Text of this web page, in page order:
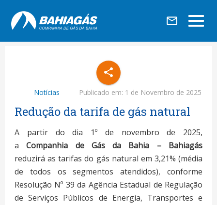
mail_outline
share
Notícias Publicado em: 1 de Novembro de 2025
Redução da tarifa de gás natural
A partir do dia 1º de novembro de 2025,
aCompanhia de Gás da Bahia – Bahiagás
reduzirá as tarifas do gás natural em 3,21% (média
de todos os segmentos atendidos), conforme
Resolução Nº 39 da Agência Estadual de Regulação
de Serviços Públicos de Energia, Transportes e